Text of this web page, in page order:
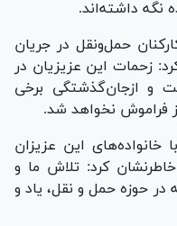
نگه داشته‌اند.
حمل‌ونقل در جریان
زحمات این عزیزیان در
و ازجان‌گذشتگی برخی
فراموش نخواهد شد.
خانواده‌های این عزیزان
کرد: تلاش ما و
در حوزه حمل و نقل، یاد و